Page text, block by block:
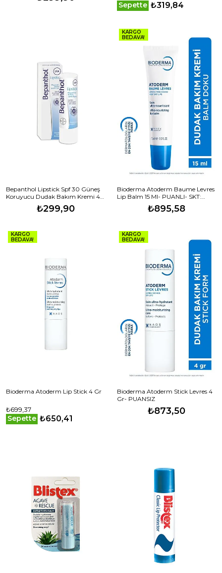
Sepette ₺319,84
Bepanthol Lipstick Spf 30 Güneş
Koruyucu Dudak Bakım Kremi 4,5
₺299,90
KARGO
BEDAVA!
Bioderma Atoderm Baume Levres
Lip Balm 15 Ml- PUANLI- SKT:
₺895,58
KARGO
BEDAVA!
Bioderma Atoderm Lip Stick 4 Gr
₺699,37
Sepette ₺650,41
KARGO
BEDAVA!
Bioderma Atoderm Stick Levres 4
Gr- PUANSIZ
₺873,50